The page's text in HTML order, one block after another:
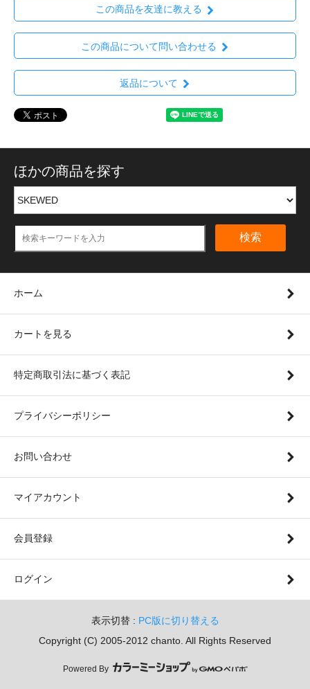
この商品を友達に教える
この商品について問い合わせる
返品について
ほかの商品を探す
検索
ホーム
カートを見る
特定商取引法に基づく表記
プライバシーポリシー
お問い合わせ
マイアカウント
会員登録
ログイン
表示切替 : PC版に切り替える
Copyright (C) 2005-2012 chanto. All Rights Reserved
Powered By